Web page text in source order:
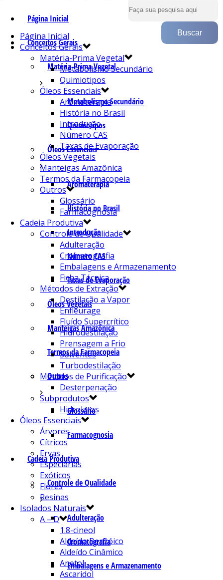
Página Inicial
Conceitos Gerais
Matéria-Prima Vegetal
Metabolismo Secundário
Quimiotipos
Óleos Essenciais
Aromaterapia
História no Brasil
Introdução
Número CAS
Taxas de Evaporação
Óleos Vegetais
Manteigas Amazônica
Termos da Farmacopeia
Outros
Glossário
Farmacognosia
Cadeia Produtiva
Controle de Qualidade
Adulteração
Cromatografia
Embalagens e Armazenamento
Página Inicial
Conceitos Gerais
Matéria-Prima Vegetal
Metabolismo Secundário
Quimiotipos
Óleos Essenciais
Aromaterapia
História no Brasil
Introdução
Número CAS
Taxas de Evaporação
Óleos Vegetais
Manteigas Amazônica
Termos da Farmacopeia
Outros
Glossário
Farmacognosia
Cadeia Produtiva
Controle de Qualidade
Adulteração
Cromatografia
Embalagens e Armazenamento
Ficha Técnica
Métodos de Extração
Destilação a Vapor
Enfleurage
Fluído Supercrítico
Hidrodestilação
Prensagem a Frio
Solventes
Turbodestilação
Métodos de Purificação
Desterpenação
Subprodutos
Hidrolatos
Óleos Essenciais
Árvores
Cítricos
Ervas
Especiarias
Exóticos
Flores
Resinas
Isolados Naturais
A – D
1.8-cineol
Aldeído Benzóico
Aldeído Cinâmico
Anetol
Ascaridol